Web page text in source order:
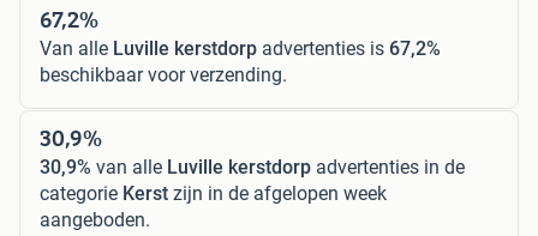
67,2%
Van alle Luville kerstdorp advertenties is 67,2%
beschikbaar voor verzending.
30,9%
30,9% van alle Luville kerstdorp advertenties in de
categorie Kerst zijn in de afgelopen week
aangeboden.